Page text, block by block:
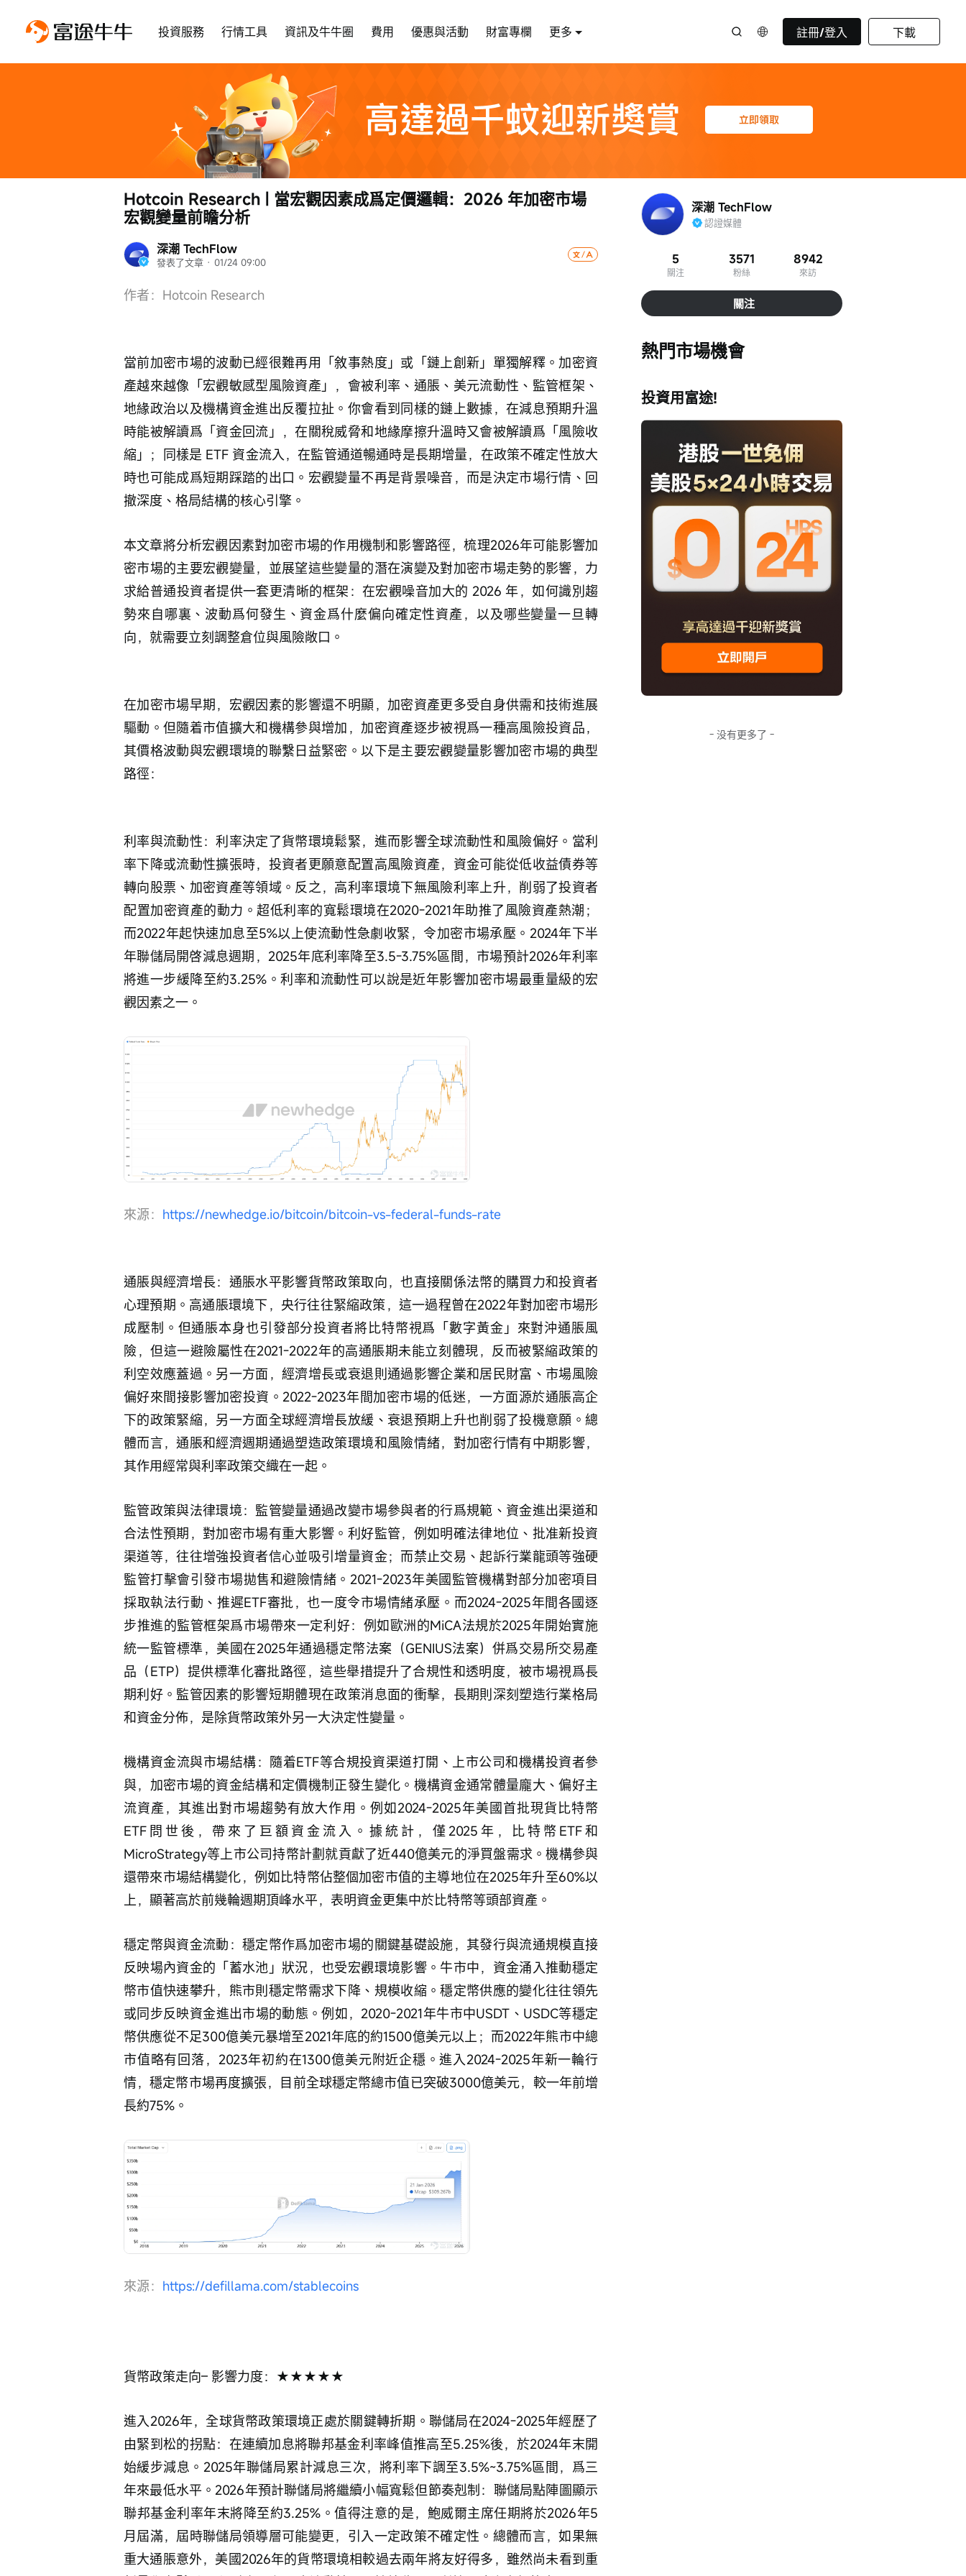
投資服務 行情工具 資訊及牛牛圈 費用 優惠與活動 財富專欄 更多 註冊/登入 下載
深潮 TechFlow
發表了文章 · 01/24 09:00
Hotcoin Research | 當宏觀因素成爲定價邏輯：2026 年加密市場
宏觀變量前瞻分析
作者：Hotcoin Research
當前加密市場的波動已經很難再用「敘事熱度」或「鏈上創新」單獨解釋。加密資
產越來越像「宏觀敏感型風險資產」，會被利率、通脹、美元流動性、監管框架、
地緣政治以及機構資金進出反覆拉扯。你會看到同樣的鏈上數據，在減息預期升溫
時能被解讀爲「資金回流」，在關稅威脅和地緣摩擦升溫時又會被解讀爲「風險收
縮」；同樣是 ETF 資金流入，在監管通道暢通時是長期增量，在政策不確定性放大
時也可能成爲短期踩踏的出口。宏觀變量不再是背景噪音，而是決定市場行情、回
撤深度、格局結構的核心引擎。
本文章將分析宏觀因素對加密市場的作用機制和影響路徑，梳理2026年可能影響加
密市場的主要宏觀變量，並展望這些變量的潛在演變及對加密市場走勢的影響，力
求給普通投資者提供一套更清晰的框架：在宏觀噪音加大的 2026 年，如何識別趨
勢來自哪裏、波動爲何發生、資金爲什麼偏向確定性資產，以及哪些變量一旦轉
向，就需要立刻調整倉位與風險敞口。
在加密市場早期，宏觀因素的影響還不明顯，加密資產更多受自身供需和技術進展
驅動。但隨着市值擴大和機構參與增加，加密資產逐步被視爲一種高風險投資品，
其價格波動與宏觀環境的聯繫日益緊密。以下是主要宏觀變量影響加密市場的典型
路徑：
利率與流動性：利率決定了貨幣環境鬆緊，進而影響全球流動性和風險偏好。當利
率下降或流動性擴張時，投資者更願意配置高風險資產，資金可能從低收益債券等
轉向股票、加密資產等領域。反之，高利率環境下無風險利率上升，削弱了投資者
配置加密資產的動力。超低利率的寬鬆環境在2020-2021年助推了風險資產熱潮；
而2022年起快速加息至5%以上使流動性急劇收緊，令加密市場承壓。2024年下半
年聯儲局開啓減息週期，2025年底利率降至3.5-3.75%區間，市場預計2026年利率
將進一步緩降至約3.25%。利率和流動性可以說是近年影響加密市場最重量級的宏
觀因素之一。
來源： https://newhedge.io/bitcoin/bitcoin-vs-federal-funds-rate
通脹與經濟增長：通脹水平影響貨幣政策取向，也直接關係法幣的購買力和投資者
心理預期。高通脹環境下，央行往往緊縮政策，這一過程曾在2022年對加密市場形
成壓制。但通脹本身也引發部分投資者將比特幣視爲「數字黃金」來對沖通脹風
險，但這一避險屬性在2021-2022年的高通脹期未能立刻體現，反而被緊縮政策的
利空效應蓋過。另一方面，經濟增長或衰退則通過影響企業和居民財富、市場風險
偏好來間接影響加密投資。2022-2023年間加密市場的低迷，一方面源於通脹高企
下的政策緊縮，另一方面全球經濟增長放緩、衰退預期上升也削弱了投機意願。總
體而言，通脹和經濟週期通過塑造政策環境和風險情緒，對加密行情有中期影響，
其作用經常與利率政策交織在一起。
監管政策與法律環境：監管變量通過改變市場參與者的行爲規範、資金進出渠道和
合法性預期，對加密市場有重大影響。利好監管，例如明確法律地位、批准新投資
渠道等，往往增強投資者信心並吸引增量資金；而禁止交易、起訴行業龍頭等強硬
監管打擊會引發市場拋售和避險情緒。2021-2023年美國監管機構對部分加密項目
採取執法行動、推遲ETF審批，也一度令市場情緒承壓。而2024-2025年間各國逐
步推進的監管框架爲市場帶來一定利好：例如歐洲的MiCA法規於2025年開始實施
統一監管標準，美國在2025年通過穩定幣法案（GENIUS法案）併爲交易所交易產
品（ETP）提供標準化審批路徑，這些舉措提升了合規性和透明度，被市場視爲長
期利好。監管因素的影響短期體現在政策消息面的衝擊，長期則深刻塑造行業格局
和資金分佈，是除貨幣政策外另一大決定性變量。
機構資金流與市場結構：隨着ETF等合規投資渠道打開、上市公司和機構投資者參
與，加密市場的資金結構和定價機制正發生變化。機構資金通常體量龐大、偏好主
流資產，其進出對市場趨勢有放大作用。例如2024-2025年美國首批現貨比特幣
ETF問世後，帶來了巨額資金流入。據統計，僅2025年，比特幣ETF和
MicroStrategy等上市公司持幣計劃就貢獻了近440億美元的淨買盤需求。機構參與
還帶來市場結構變化，例如比特幣佔整個加密市值的主導地位在2025年升至60%以
上，顯著高於前幾輪週期頂峰水平，表明資金更集中於比特幣等頭部資產。
穩定幣與資金流動：穩定幣作爲加密市場的關鍵基礎設施，其發行與流通規模直接
反映場內資金的「蓄水池」狀況，也受宏觀環境影響。牛市中，資金涌入推動穩定
幣市值快速攀升，熊市則穩定幣需求下降、規模收縮。穩定幣供應的變化往往領先
或同步反映資金進出市場的動態。例如，2020-2021年牛市中USDT、USDC等穩定
幣供應從不足300億美元暴增至2021年底的約1500億美元以上；而2022年熊市中總
市值略有回落，2023年初約在1300億美元附近企穩。進入2024-2025年新一輪行
情，穩定幣市場再度擴張，目前全球穩定幣總市值已突破3000億美元，較一年前增
長約75%。
來源： https://defillama.com/stablecoins
貨幣政策走向– 影響力度：★★★★★
進入2026年，全球貨幣政策環境正處於關鍵轉折期。聯儲局在2024-2025年經歷了
由緊到松的拐點：在連續加息將聯邦基金利率峰值推高至5.25%後，於2024年末開
始緩步減息。2025年聯儲局累計減息三次，將利率下調至3.5%~3.75%區間，爲三
年來最低水平。2026年預計聯儲局將繼續小幅寬鬆但節奏剋制：聯儲局點陣圖顯示
聯邦基金利率年末將降至約3.25%。值得注意的是，鮑威爾主席任期將於2026年5
月屆滿，屆時聯儲局領導層可能變更，引入一定政策不確定性。總體而言，如果無
重大通脹意外，美國2026年的貨幣環境相較過去兩年將友好得多，雖然尚未看到重
深潮 TechFlow
認證媒體
5
關注
3571
粉絲
8942
來訪
關注
熱門市場機會
投資用富途!
- 没有更多了 -